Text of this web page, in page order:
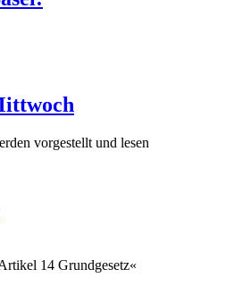
vorgestellt und lesen
14 Grundgesetz«